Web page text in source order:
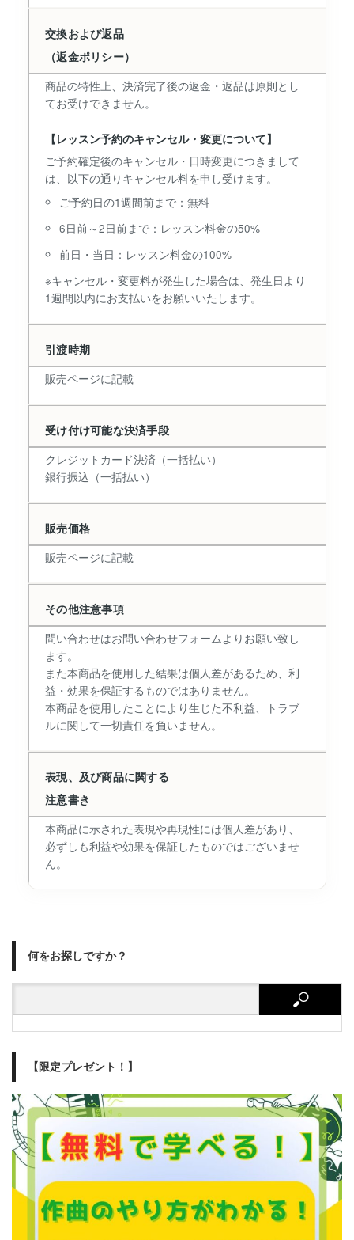
交換および返品
（返金ポリシー）
商品の特性上、決済完了後の返金・返品は原則とし
てお受けできません。
【レッスン予約のキャンセル・変更について】
ご予約確定後のキャンセル・日時変更につきまして
は、以下の通りキャンセル料を申し受けます。
ご予約日の1週間前まで：無料
6日前～2日前まで：レッスン料金の50%
前日・当日：レッスン料金の100%
※キャンセル・変更料が発生した場合は、発生日より
1週間以内にお支払いをお願いいたします。
引渡時期
販売ページに記載
受け付け可能な決済手段
クレジットカード決済（一括払い）
銀行振込（一括払い）
販売価格
販売ページに記載
その他注意事項
問い合わせはお問い合わせフォームよりお願い致し
ます。
また本商品を使用した結果は個人差があるため、利
益・効果を保証するものではありません。
本商品を使用したことにより生じた不利益、トラブ
ルに関して一切責任を負いません。
表現、及び商品に関する
注意書き
本商品に示された表現や再現性には個人差があり、
必ずしも利益や効果を保証したものではございませ
ん。
何をお探しですか？
【限定プレゼント！】